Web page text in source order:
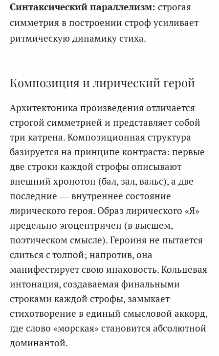
Синтаксический параллелизм: строгая
симметрия в построении строф усиливает
ритмическую динамику стиха.
Композиция и лирический герой
Архитектоника произведения отличается
строгой симметрией и представляет собой
три катрена. Композиционная структура
базируется на принципе контраста: первые
две строки каждой строфы описывают
внешний хронотоп (бал, зал, вальс), а две
последние — внутреннее состояние
лирического героя. Образ лирического «Я»
предельно эгоцентричен (в высшем,
поэтическом смысле). Героиня не пытается
слиться с толпой; напротив, она
манифестирует свою инаковость. Кольцевая
интонация, создаваемая финальными
строками каждой строфы, замыкает
стихотворение в единый смысловой аккорд,
где слово «морская» становится абсолютной
доминантой.